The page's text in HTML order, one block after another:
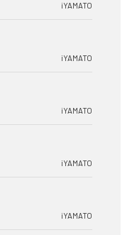
iYAMATO
iYAMATO
iYAMATO
iYAMATO
iYAMATO